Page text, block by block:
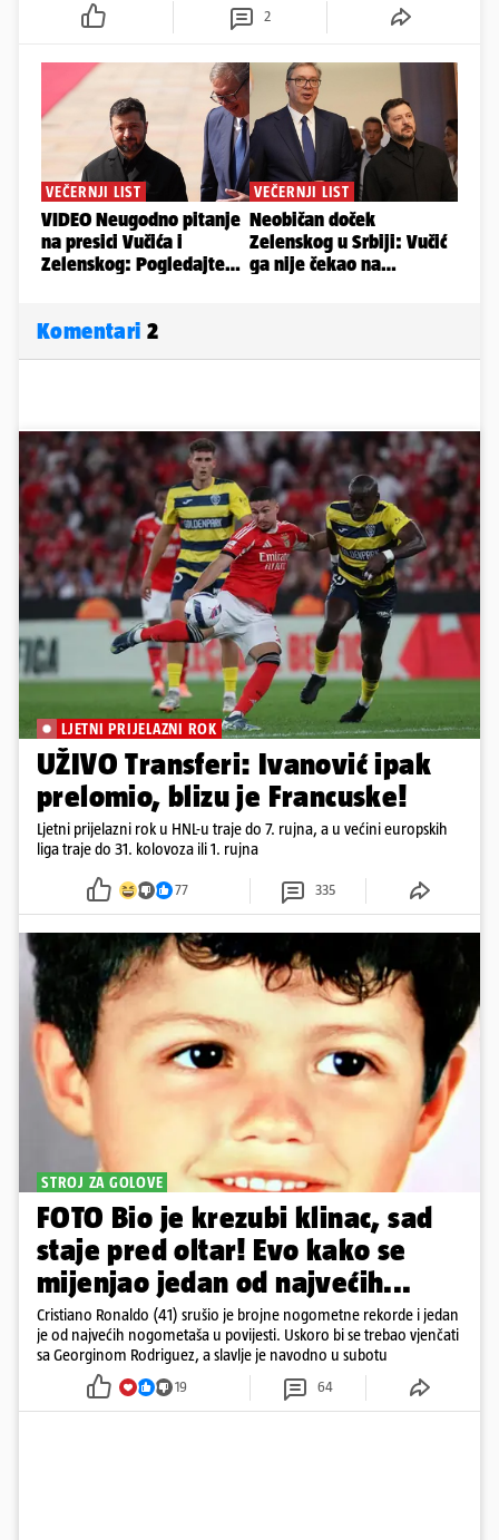
2
Komentari 2
LJETNI PRIJELAZNI ROK
UŽIVO Transferi: Ivanović ipak
prelomio, blizu je Francuske!
Ljetni prijelazni rok u HNL-u traje do 7. rujna, a u većini europskih
liga traje do 31. kolovoza ili 1. rujna
77 335
STROJ ZA GOLOVE
FOTO Bio je krezubi klinac, sad
staje pred oltar! Evo kako se
mijenjao jedan od najvećih...
Cristiano Ronaldo (41) srušio je brojne nogometne rekorde i jedan
je od najvećih nogometaša u povijesti. Uskoro bi se trebao vjenčati
sa Georginom Rodriguez, a slavlje je navodno u subotu
19 64